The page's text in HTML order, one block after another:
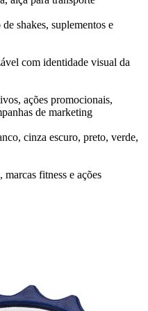
shakes, suplementos e
com identidade visual da
ações promocionais,
de marketing
cinza escuro, preto, verde,
marcas fitness e ações